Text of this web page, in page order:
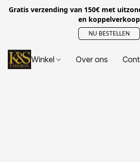
Gratis verzending van 150€ met
en koppelverkoop
NU BESTELLEN
Winkel Over ons